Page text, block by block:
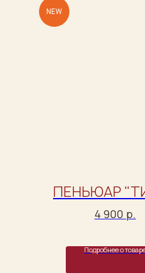
NEW
ПЕНЬЮАР
4 900 р.
Подробнее о